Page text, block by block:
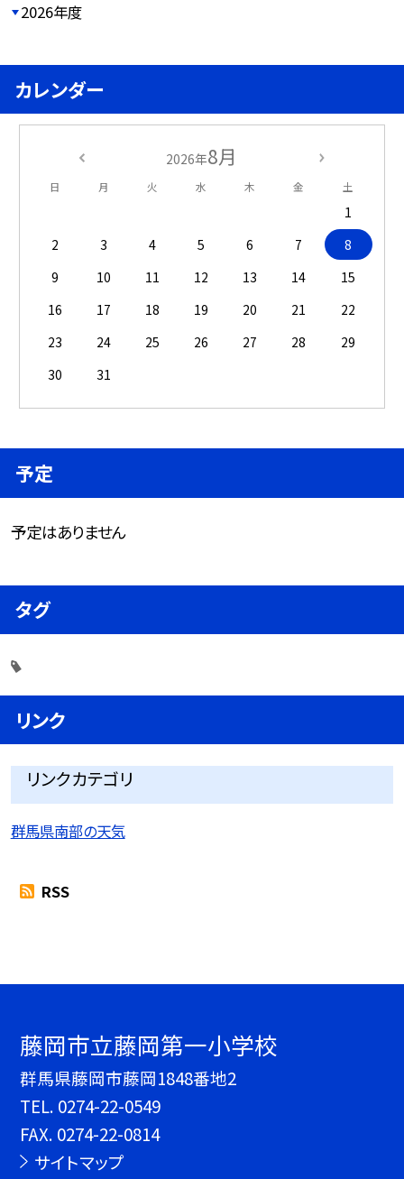
2026年度
カレンダー
2026年8月
日 月 火 水 木 金 土
1
2
3 4 5 6 7
8
9
10 11 12 13 14
15
16
17 18 19 20 21
22
23
24 25 26 27 28
29
30
31
予定
予定はありません
タグ
リンク
リンクカテゴリ
群馬県南部の天気
RSS
藤岡市立藤岡第一小学校
群馬県藤岡市藤岡1848番地2
TEL. 0274-22-0549
FAX. 0274-22-0814
サイトマップ